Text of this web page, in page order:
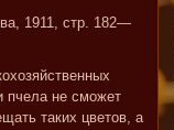
1911, стр. 182—
пчела не сможет
таких цветов, а